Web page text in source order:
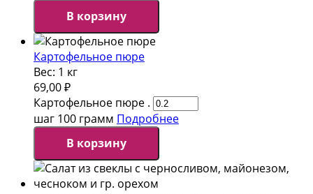
В корзину
Картофельное пюре
Вес: 1 кг
69,00₽
Картофельное пюре .
шаг 100 грамм Подробнее
В корзину